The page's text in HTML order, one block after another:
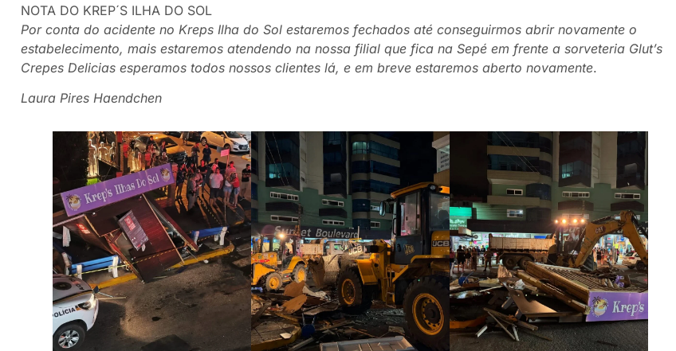
NOTA DO KREP´S ILHA DO SOL
Por conta do acidente no Kreps Ilha do Sol estaremos fechados até conseguirmos abrir novamente o
estabelecimento, mais estaremos atendendo na nossa filial que fica na Sepé em frente a sorveteria Glut’s
Crepes Delicias esperamos todos nossos clientes lá, e em breve estaremos aberto novamente.
Laura Pires Haendchen